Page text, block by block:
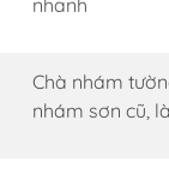
nhanh
Chà nhám
nhám sơn cũ,